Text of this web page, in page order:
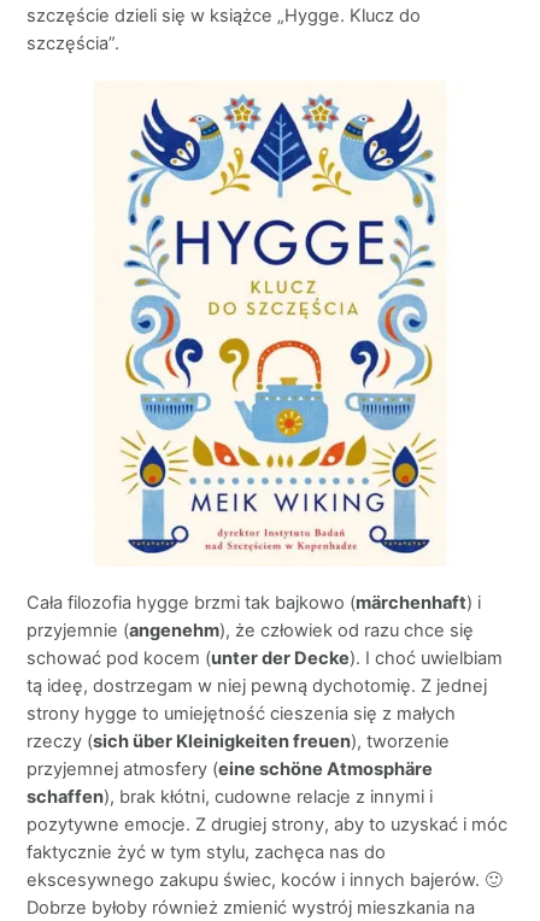
szczęście dzieli się w książce „Hygge. Klucz do
szczęścia”.
Cała filozofia hygge brzmi tak bajkowo (märchenhaft) i
przyjemnie (angenehm), że człowiek od razu chce się
schować pod kocem (unter der Decke). I choć uwielbiam
tą ideę, dostrzegam w niej pewną dychotomię. Z jednej
strony hygge to umiejętność cieszenia się z małych
rzeczy (sich über Kleinigkeiten freuen), tworzenie
przyjemnej atmosfery (eine schöne Atmosphäre
schaffen), brak kłótni, cudowne relacje z innymi i
pozytywne emocje. Z drugiej strony, aby to uzyskać i móc
faktycznie żyć w tym stylu, zachęca nas do
ekscesywnego zakupu świec, koców i innych bajerów. 🙂
Dobrze byłoby również zmienić wystrój mieszkania na